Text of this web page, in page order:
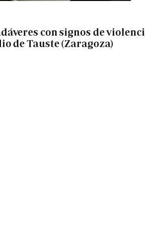
con signos de
de Tauste (Zaragoza)